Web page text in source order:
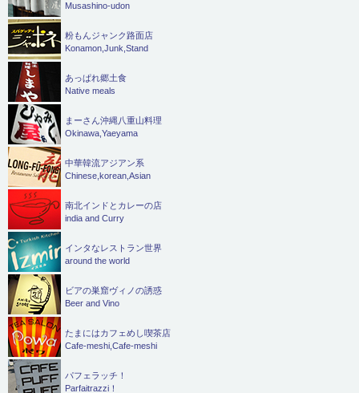
Musashino-udon
粉もんジャンク路面店
Konamon,Junk,Stand
あっぱれ郷土食
Native meals
まーさん沖縄八重山料理
Okinawa,Yaeyama
中華韓流アジアン系
Chinese,korean,Asian
南北インドとカレーの店
india and Curry
インタなレストラン世界
around the world
ビアの巣窟ヴィノの誘惑
Beer and Vino
たまにはカフェめし喫茶店
Cafe-meshi,Cafe-meshi
パフェラッチ！
Parfaitrazzi！